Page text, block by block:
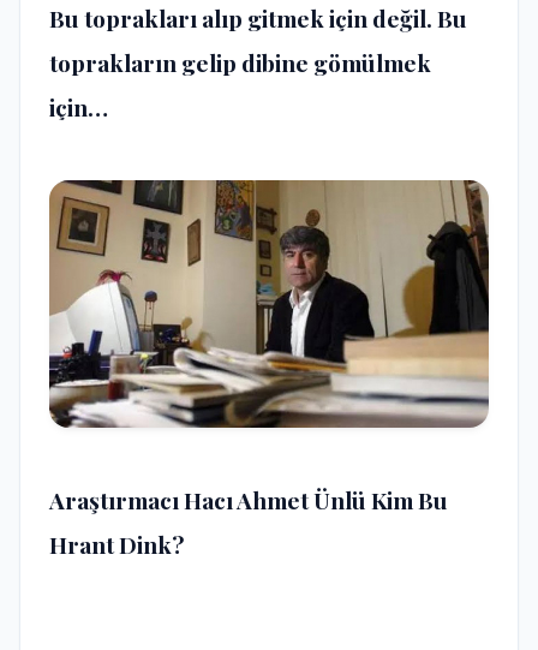
Bu toprakları alıp gitmek için değil. Bu
toprakların gelip dibine gömülmek
için…
Araştırmacı Hacı Ahmet Ünlü Kim Bu
Hrant Dink?